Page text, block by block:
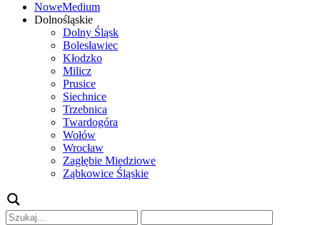
NoweMedium
Dolnośląskie
Dolny Śląsk
Bolesławiec
Kłodzko
Milicz
Prusice
Siechnice
Trzebnica
Twardogóra
Wołów
Wrocław
Zagłębie Miedziowe
Ząbkowice Śląskie